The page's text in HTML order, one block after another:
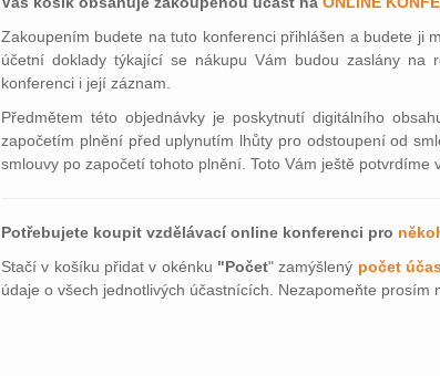
Zakoupením budete na tuto konferenci přihlášen a budete ji
účetní doklady týkající se nákupu Vám budou zaslány na
konferenci i její záznam.
Předmětem této objednávky je poskytnutí digitálního
započetím plnění před uplynutím lhůty pro odstoupení od
smlouvy po započetí tohoto plnění. Toto Vám ještě potvrdíme
Potřebujete koupit vzdělávací online konferenci pro
Stačí v košíku přidat v okénku "Počet" zamýšlený počet
údaje o všech jednotlivých účastnících. Nezapomeňte prosím